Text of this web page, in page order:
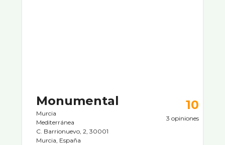
Monumental
Murcia
Mediterránea
C. Barrionuevo, 2, 30001
Murcia, España
10
3 opiniones